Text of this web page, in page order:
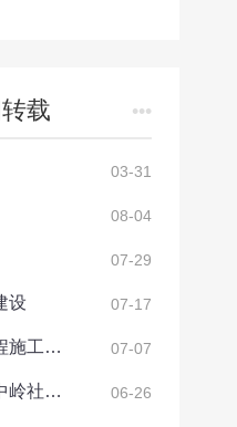
载 •••
03-31
08-04
07-29
07-17
设
07-07
施工…
06-26
岭社…